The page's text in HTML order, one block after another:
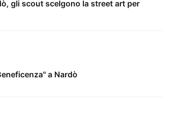
gli scout scelgono la street art per
a Nardò